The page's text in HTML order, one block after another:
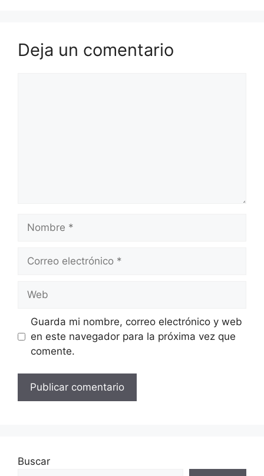
Deja un comentario
electrónico
Guarda mi nombre, correo electrónico y web
en este navegador para la próxima vez que
comente.
Buscar